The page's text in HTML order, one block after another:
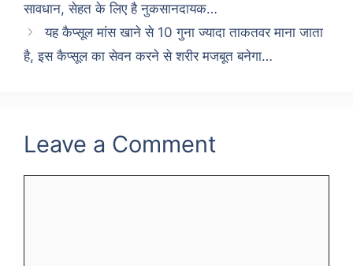
सावधान, सेहत के लिए है नुकसानदायक…
यह कैप्सूल मांस खाने से 10 गुना ज्यादा ताकतवर माना जाता
है, इस कैप्सूल का सेवन करने से शरीर मजबूत बनेगा…
Leave a Comment